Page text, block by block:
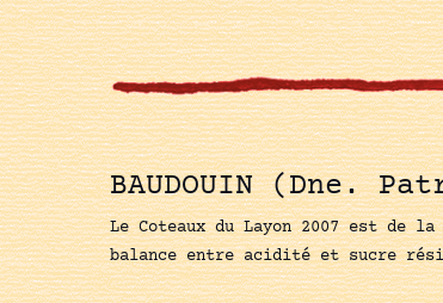
BAUDOUIN (Dne.
Le Coteaux du Layon 2007 est
balance entre acidité et sucre